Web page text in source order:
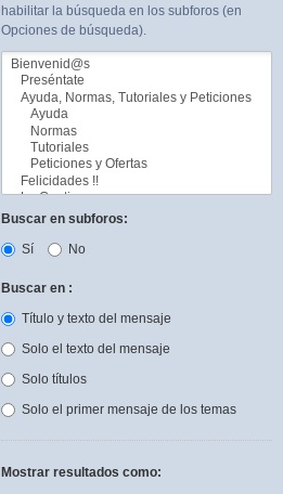
habilitar la búsqueda en los subforos (en
Opciones de búsqueda).
Buscar en subforos:
Sí
No
Buscar en :
Título y texto del mensaje
Solo el texto del mensaje
Solo títulos
Solo el primer mensaje de los temas
Mostrar resultados como: